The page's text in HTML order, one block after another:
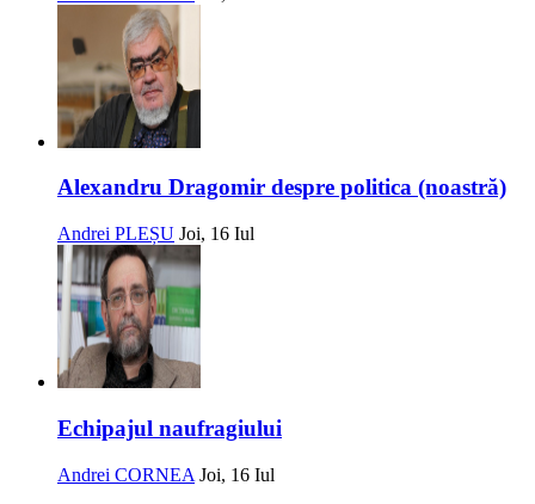
Alexandru Dragomir despre politica (noastră)
Andrei PLEȘU Joi, 16 Iul
Echipajul naufragiului
Andrei CORNEA Joi, 16 Iul